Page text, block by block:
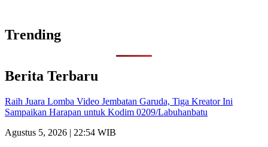
Trending
Berita Terbaru
Raih Juara Lomba Video Jembatan Garuda, Tiga Kreator Ini
Sampaikan Harapan untuk Kodim 0209/Labuhanbatu
Agustus 5, 2026 | 22:54 WIB